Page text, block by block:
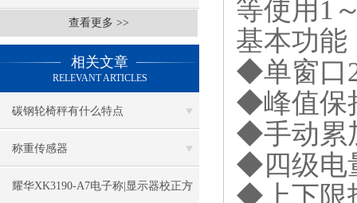
查看更多 >>
相关文章
RELEVANT ARTICLES
碳钢轮椅秤有什么特点
称重传感器
耀华XK3190-A7电子称|显示器校正方
等使用 1
基本功能
◆单窗口
◆峰值保
◆手动累
◆四级电
◆上下限